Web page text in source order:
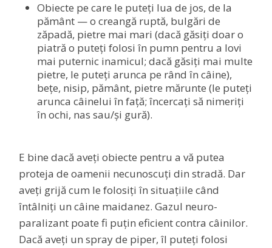
Obiecte pe care le puteți lua de jos, de la
pământ — o creangă ruptă, bulgări de
zăpadă, pietre mai mari (dacă găsiți doar o
piatră o puteți folosi în pumn pentru a lovi
mai puternic inamicul; dacă găsiți mai multe
pietre, le puteți arunca pe rând în câine),
bețe, nisip, pământ, pietre mărunte (le puteți
arunca câinelui în față; încercați să nimeriți
în ochi, nas sau/și gură).
E bine dacă aveți obiecte pentru a vă putea
proteja de oamenii necunoscuți din stradă. Dar
aveți grijă cum le folosiți în situațiile când
întâlniți un câine maidanez. Gazul neuro-
paralizant poate fi puțin eficient contra câinilor.
Dacă aveți un spray de piper, îl puteți folosi